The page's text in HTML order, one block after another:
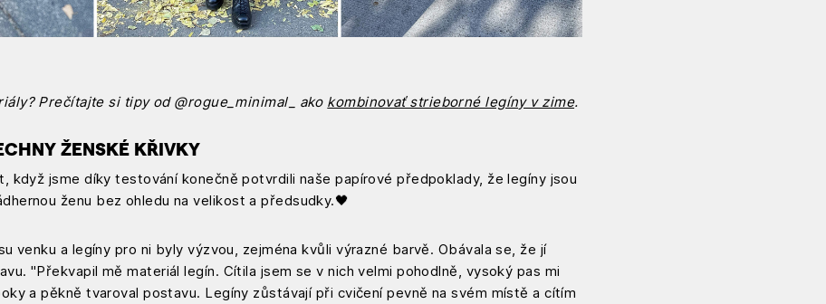
? Prečítajte si tipy od @rogue_minimal_ ako kombinovať strieborné legíny v zime.
ŽENSKÉ KŘIVKY
když jsme díky testování konečně potvrdili naše papírové předpoklady, že legíny jsou
ženu bez ohledu na velikost a předsudky.🖤
venku a legíny pro ni byly výzvou, zejména kvůli výrazné barvě. Obávala se, že jí
"Překvapil mě materiál legín. Cítila jsem se v nich velmi pohodlně, vysoký pas mi
a pěkně tvaroval postavu. Legíny zůstávají při cvičení pevně na svém místě a cítím